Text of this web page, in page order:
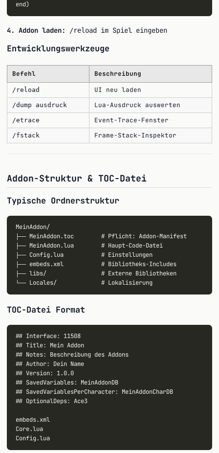
4. Addon laden: /reload im Spiel eingeben
Entwicklungswerkzeuge
Befehl Beschreibung
/reload UI neu laden
/dump ausdruck Lua-Ausdruck auswerten
/etrace Event-Trace-Fenster
/fstack Frame-Stack-Inspektor
Addon-Struktur & TOC-Datei
Typische Ordnerstruktur
MeinAddon/
├── MeinAddon.toc        # Pflicht: Addon-Manifest
├── MeinAddon.lua        # Haupt-Code-Datei
├── Config.lua           # Einstellungen
├── embeds.xml           # Bibliotheks-Includes
├── libs/                # Externe Bibliotheken
└── Locales/             # Lokalisierung
TOC-Datei Format
## Interface: 11508
## Title: Mein Addon
## Notes: Beschreibung des Addons
## Author: Dein Name
## Version: 1.0.0
## SavedVariables: MeinAddonDB
## SavedVariablesPerCharacter: MeinAddonCharDB
## OptionalDeps: Ace3
embeds.xml
Core.lua
Config.lua